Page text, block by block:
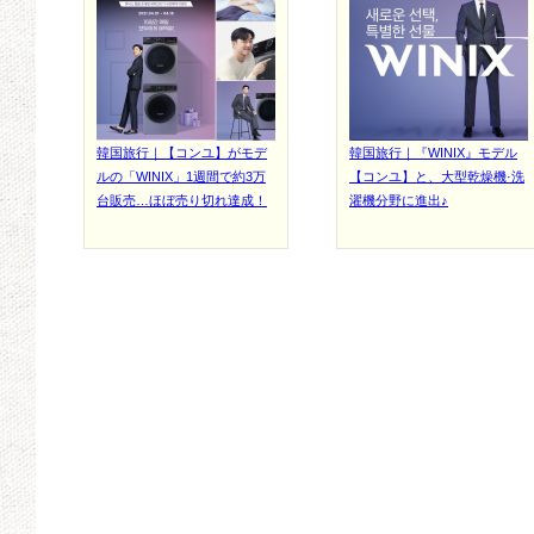
韓国旅行｜【コンユ】がモデ
ルの「WINIX」1週間で約3万
台販売…ほぼ売り切れ達成！
韓国旅行｜『WINIX』モデル
【コンユ】と、大型乾燥機·洗
濯機分野に進出♪